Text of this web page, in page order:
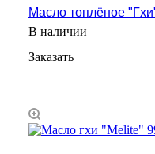
Масло топлёное
В наличии
Заказать